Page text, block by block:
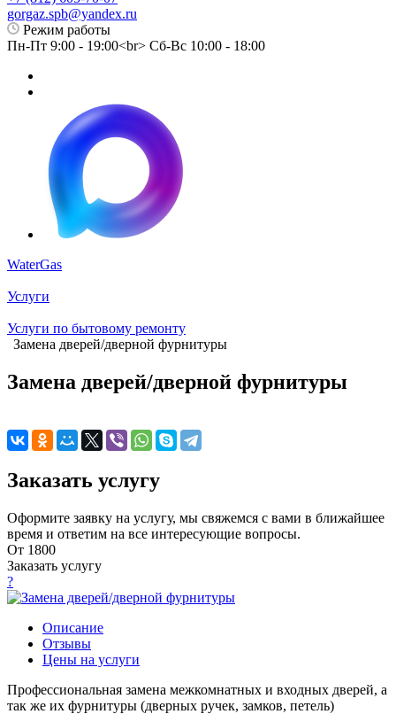
gorgaz.spb@yandex.ru
Режим работы
Пн-Пт 9:00 - 19:00<br> Сб-Вс 10:00 - 18:00
WaterGas
Услуги
Услуги по бытовому ремонту
Замена дверей/дверной фурнитуры
Замена дверей/дверной фурнитуры
Заказать услугу
Оформите заявку на услугу, мы свяжемся с вами в ближайшее
время и ответим на все интересующие вопросы.
От 1800
Заказать услугу
?
Описание
Отзывы
Цены на услуги
Профессиональная замена межкомнатных и входных дверей, а
так же их фурнитуры (дверных ручек, замков, петель)